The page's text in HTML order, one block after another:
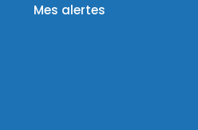
Mes alertes